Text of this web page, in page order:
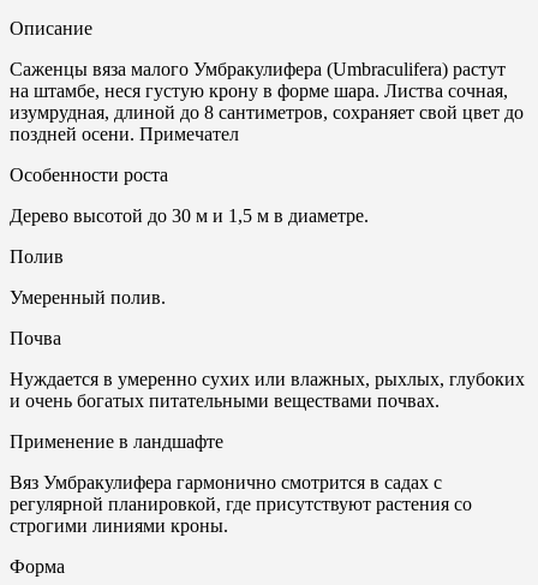
Описание
Саженцы вяза малого Умбракулифера (Umbraculifera) растут
на штамбе, неся густую крону в форме шара. Листва сочная,
изумрудная, длиной до 8 сантиметров, сохраняет свой цвет до
поздней осени. Примечател
Особенности роста
Дерево высотой до 30 м и 1,5 м в диаметре.
Полив
Умеренный полив.
Почвa
Нуждается в умеренно сухих или влажных, рыхлых, глубоких
и очень богатых питательными веществами почвах.
Применение в ландшафте
Вяз Умбракулифера гармонично смотрится в садах с
регулярной планировкой, где присутствуют растения со
строгими линиями кроны.
Форма